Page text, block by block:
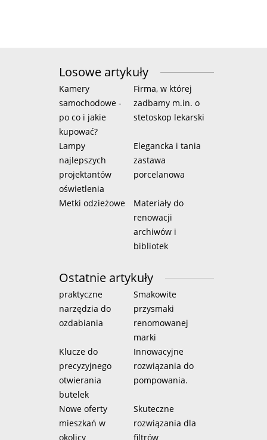
Losowe artykuły
Kamery
samochodowe -
po co i jakie
kupować?
Firma, w której
zadbamy m.in. o
stetoskop lekarski
Lampy
najlepszych
projektantów
oświetlenia
Elegancka i tania
zastawa
porcelanowa
Metki odzieżowe
Materiały do
renowacji
archiwów i
bibliotek
Ostatnie artykuły
praktyczne
narzędzia do
ozdabiania
Smakowite
przysmaki
renomowanej
marki
Klucze do
precyzyjnego
otwierania
butelek
Innowacyjne
rozwiązania do
pompowania.
Nowe oferty
mieszkań w
okolicy
Skuteczne
rozwiązania dla
filtrów